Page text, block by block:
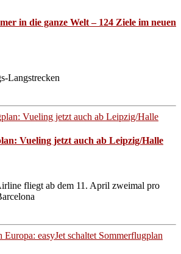
in die ganze Welt – 124 Ziele im neuen
Langstrecken
Vueling jetzt auch ab Leipzig/Halle
fliegt ab dem 11. April zweimal pro